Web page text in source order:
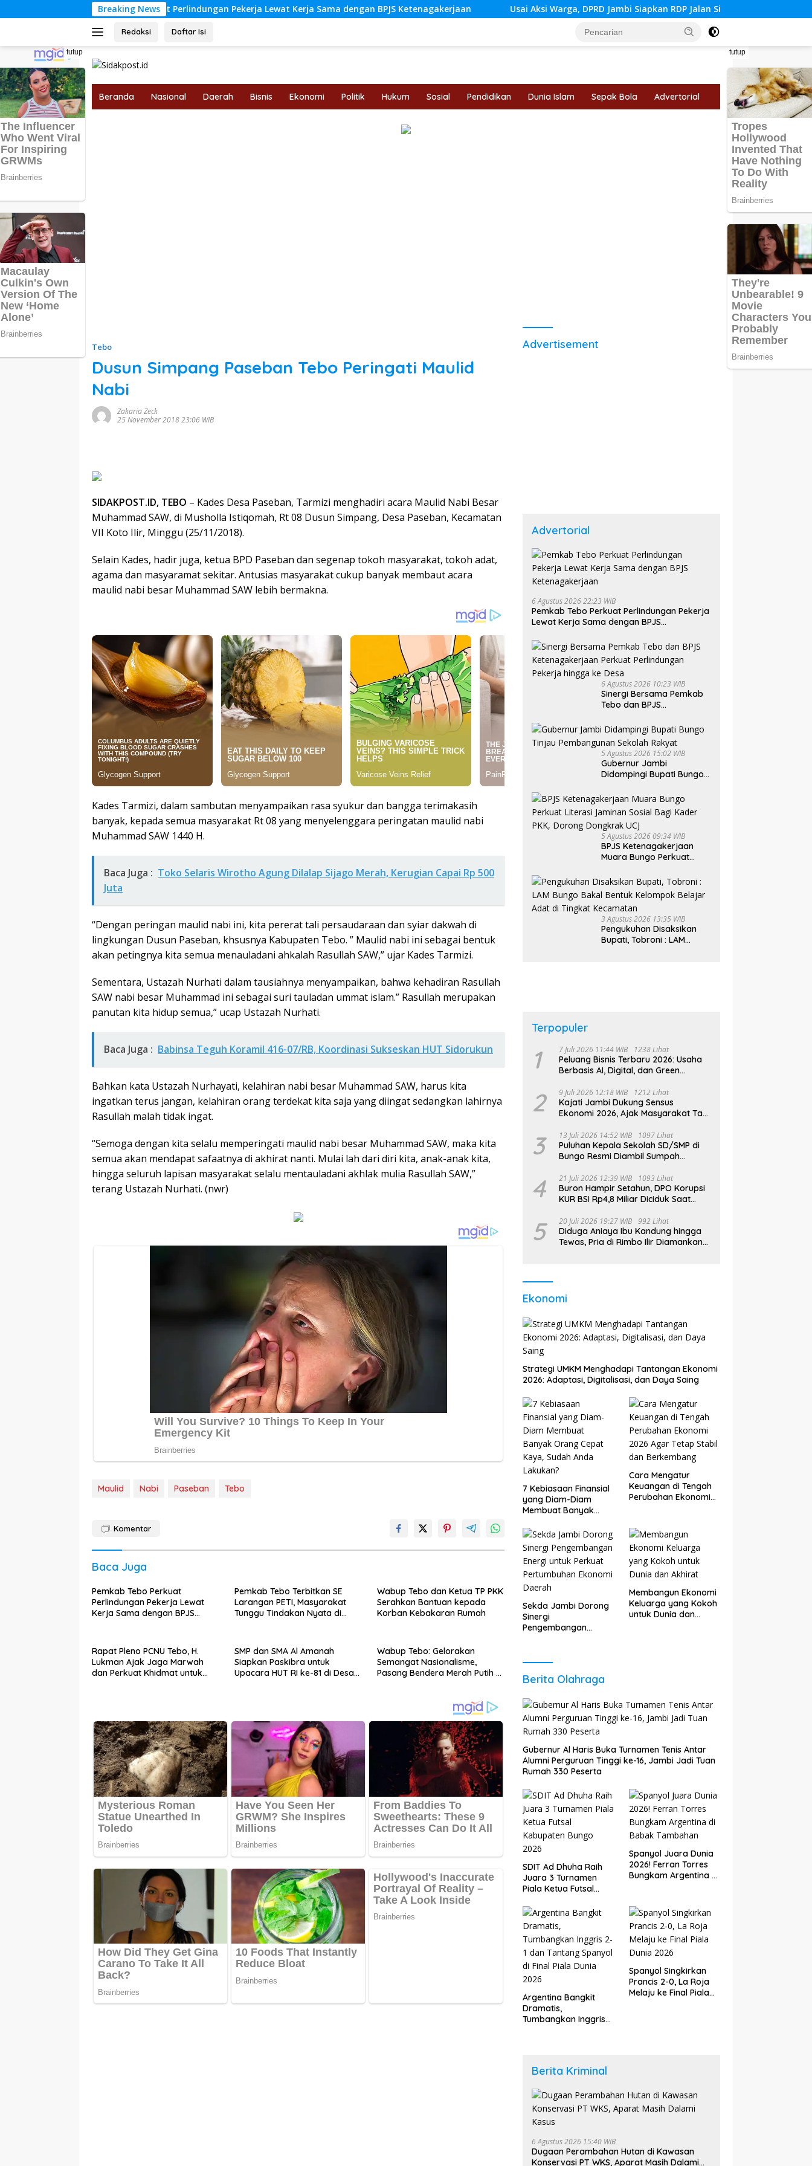
ke
Breaking News
Tebo Perkuat Perlindungan Pekerja Lewat Kerja Sama dengan BPJS Ketenagakerjaan Usai Aksi Warga, DPRD Jambi Siapkan RDP Jalan Simpang Betung–Pintas
Redaksi Daftar Isi
tutup tutup
Beranda Nasional Daerah Bisnis Ekonomi Politik Hukum Sosial Pendidikan Dunia Islam Sepak Bola Advertorial
Tebo
Dusun Simpang Paseban Tebo Peringati Maulid
Nabi
Zakaria Zeck
25 November 2018 23:06 WIB
SIDAKPOST.ID, TEBO – Kades Desa Paseban, Tarmizi menghadiri acara Maulid Nabi Besar
Muhammad SAW, di Musholla Istiqomah, Rt 08 Dusun Simpang, Desa Paseban, Kecamatan
VII Koto Ilir, Minggu (25/11/2018).
Selain Kades, hadir juga, ketua BPD Paseban dan segenap tokoh masyarakat, tokoh adat,
agama dan masyaramat sekitar. Antusias masyarakat cukup banyak membaut acara
maulid nabi besar Muhammad SAW lebih bermakna.
Kades Tarmizi, dalam sambutan menyampaikan rasa syukur dan bangga terimakasih
banyak, kepada semua masyarakat Rt 08 yang menyelenggara peringatan maulid nabi
Muhammad SAW 1440 H.
Baca Juga : Toko Selaris Wirotho Agung Dilalap Sijago Merah, Kerugian Capai Rp 500
Juta
“Dengan peringan maulid nabi ini, kita pererat tali persaudaraan dan syiar dakwah di
lingkungan Dusun Paseban, khsusnya Kabupaten Tebo. ” Maulid nabi ini sebagai bentuk
akan petingnya kita semua menauladani ahkalah Rasullah SAW,” ujar Kades Tarmizi.
Sementara, Ustazah Nurhati dalam tausiahnya menyampaikan, bahwa kehadiran Rasullah
SAW nabi besar Muhammad ini sebagai suri tauladan ummat islam.” Rasullah merupakan
panutan kita hidup semua,” ucap Ustazah Nurhati.
Baca Juga : Babinsa Teguh Koramil 416-07/RB, Koordinasi Sukseskan HUT Sidorukun
Bahkan kata Ustazah Nurhayati, kelahiran nabi besar Muhammad SAW, harus kita
ingatkan terus jangan, kelahiran orang terdekat kita saja yang diingat sedangkan lahirnya
Rasullah malah tidak ingat.
“Semoga dengan kita selalu memperingati maulid nabi besar Muhammad SAW, maka kita
semua akan mendapat safaatnya di akhirat nanti. Mulai lah dari diri kita, anak-anak kita,
hingga seluruh lapisan masyarakat selalu mentauladani akhlak mulia Rasullah SAW,”
terang Ustazah Nurhati. (nwr)
Maulid Nabi Paseban Tebo
Komentar
Baca Juga
Pemkab Tebo Perkuat
Perlindungan Pekerja Lewat
Kerja Sama dengan BPJS
Pemkab Tebo Terbitkan SE
Larangan PETI, Masyarakat
Tunggu Tindakan Nyata di
Wabup Tebo dan Ketua TP PKK
Serahkan Bantuan kepada
Korban Kebakaran Rumah
Rapat Pleno PCNU Tebo, H.
Lukman Ajak Jaga Marwah
dan Perkuat Khidmat untuk
SMP dan SMA Al Amanah
Siapkan Paskibra untuk
Upacara HUT RI ke-81 di Desa
Wabup Tebo: Gelorakan
Semangat Nasionalisme,
Pasang Bendera Merah Putih di
Advertisement
Advertorial
6 Agustus 2026 22:23 WIB
Pemkab Tebo Perkuat Perlindungan Pekerja
Lewat Kerja Sama dengan BPJS
6 Agustus 2026 10:23 WIB
Sinergi Bersama Pemkab
Tebo dan BPJS
Perlindungan Pekerja
hingga ke Desa
5 Agustus 2026 15:02 WIB
Gubernur Jambi
Didampingi Bupati Bungo
Sekolah Rakyat
5 Agustus 2026 09:34 WIB
BPJS Ketenagakerjaan
Muara Bungo Perkuat
Bagi Kader PKK, Dorong
Dongkrak UCJ
3 Agustus 2026 13:35 WIB
Pengukuhan Disaksikan
Bupati, Tobroni : LAM
Terpopuler
1 7 Juli 2026 11:44 WIB 1238 Lihat
Peluang Bisnis Terbaru 2026: Usaha
Berbasis AI, Digital, dan Green
2 9 Juli 2026 12:18 WIB 1212 Lihat
Kajati Jambi Dukung Sensus
Ekonomi 2026, Ajak Masyarakat Tak
3 13 Juli 2026 14:52 WIB 1097 Lihat
Puluhan Kepala Sekolah SD/SMP di
Bungo Resmi Diambil Sumpah
4 21 Juli 2026 12:39 WIB 1093 Lihat
Buron Hampir Setahun, DPO Korupsi
KUR BSI Rp4,8 Miliar Diciduk Saat
5 20 Juli 2026 19:27 WIB 992 Lihat
Diduga Aniaya Ibu Kandung hingga
Tewas, Pria di Rimbo Ilir Diamankan
Ekonomi
Strategi UMKM Menghadapi Tantangan Ekonomi
2026: Adaptasi, Digitalisasi, dan Daya Saing
7 Kebiasaan Finansial
yang Diam-Diam
Membuat Banyak
Sudah Anda Lakukan?
Cara Mengatur
Keuangan di Tengah
Perubahan Ekonomi
Berkembang
Sekda Jambi Dorong
Sinergi
Pengembangan
Ekonomi Daerah
Membangun Ekonomi
Keluarga yang Kokoh
untuk Dunia dan
Berita Olahraga
Gubernur Al Haris Buka Turnamen Tenis Antar
Alumni Perguruan Tinggi ke-16, Jambi Jadi Tuan
Rumah 330 Peserta
SDIT Ad Dhuha Raih
Juara 3 Turnamen
Piala Ketua Futsal
2026
Spanyol Juara Dunia
2026! Ferran Torres
Bungkam Argentina di
Argentina Bangkit
Dramatis,
Tumbangkan Inggris
Spanyol Singkirkan
Prancis 2-0, La Roja
Melaju ke Final Piala
Berita Kriminal
6 Agustus 2026 15:40 WIB
Dugaan Perambahan Hutan di Kawasan
Konservasi PT WKS, Aparat Masih Dalami